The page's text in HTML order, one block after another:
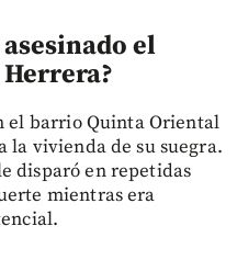
el
el barrio Quinta Oriental
la vivienda de su suegra.
disparó en repetidas
mientras era